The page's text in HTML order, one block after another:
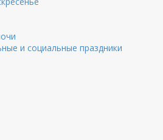
и социальные праздники